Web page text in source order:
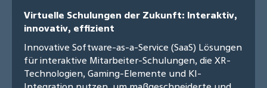
Virtuelle Schulungen der Zukunft: Interaktiv,
innovativ, effizient
Innovative Software-as-a-Service (SaaS) Lösungen
für interaktive Mitarbeiter-Schulungen, die XR-
Technologien, Gaming-Elemente und KI-